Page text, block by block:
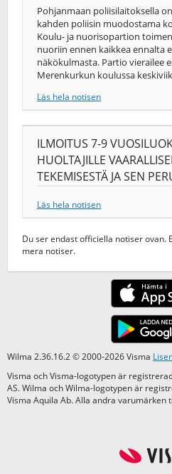
Pohjanmaan poliisilaitoksella
kahden poliisin muodostama
Koulu- ja nuorisopartion
nuoriin ennen kaikkea ennalta
näkökulmasta. Partio vierailee
Merenkurkun koulussa
Läs hela notisen
ILMOITUS 7-9
HUOLTAJILLE
TEKEMISESTÄ JA SEN
Läs hela notisen
Du ser endast officiella notiser ovan.
mera notiser.
Wilma 2.36.16.2 © 2000-2026 Visma
Visma och Visma-logotypen är
AS. Wilma och Wilma-logotypen är
Visma Aquila Ab. Alla andra varumärken